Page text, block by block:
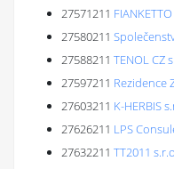
27571211
27580211
27588211 TENOL CZ
27597211 Rezidence
27603211 K-HERBIS
27626211 LPS
27632211 TT2011